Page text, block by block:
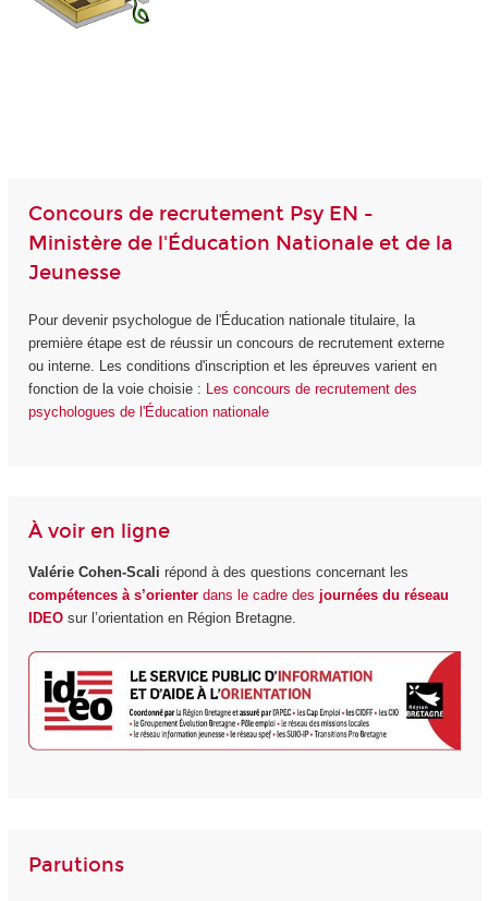
Concours de recrutement Psy EN -
Ministère de l'Éducation Nationale et de la
Jeunesse
Pour devenir psychologue de l'Éducation nationale titulaire, la
première étape est de réussir un concours de recrutement externe
ou interne. Les conditions d'inscription et les épreuves varient en
fonction de la voie choisie : Les concours de recrutement des
psychologues de l'Éducation nationale
À voir en ligne
Valérie Cohen-Scali répond à des questions concernant les
compétences à s’orienter dans le cadre des journées du réseau
IDEOsur l’orientation en Région Bretagne.
Parutions